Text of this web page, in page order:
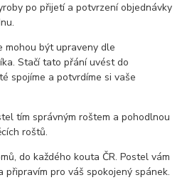
po přijetí a potvrzení objednávky
mohou být upraveny dle
Stačí tato přání uvést do
spojíme a potvrdíme si vaše
tím správným roštem a pohodlnou
roštů.
do každého kouta ČR. Postel vám
připravím pro váš spokojený spánek.